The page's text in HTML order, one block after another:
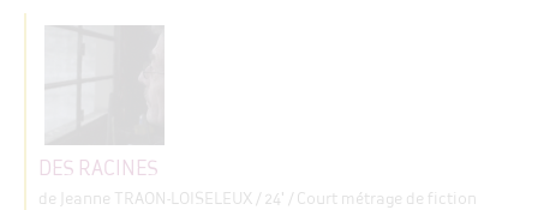
DES RACINES
de Jeanne TRAON-LOISELEUX / 24' / Court métrage de fiction